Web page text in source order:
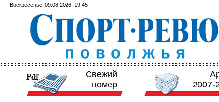
Воскресенье, 09.08.2026, 19:45
Свежий
номер
2007-